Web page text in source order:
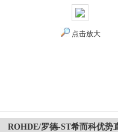
点击放大
ROHDE/罗德-ST希而科优势